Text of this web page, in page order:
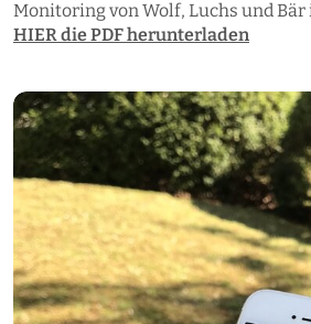
Monitoring von Wolf, Luchs und
HIER die PDF herunterladen